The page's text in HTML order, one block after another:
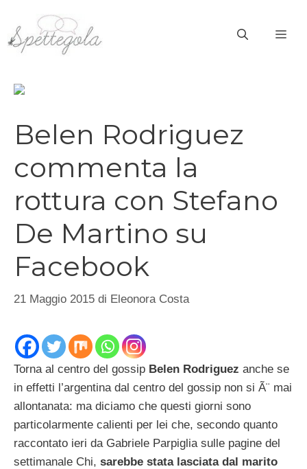
contenuto
Belen Rodriguez
commenta la
rottura con Stefano
De Martino su
Facebook
21 Maggio 2015 di Eleonora Costa
Torna al centro del gossip Belen Rodriguez anche se
in effetti l’argentina dal centro del gossip non si Ã¨ mai
allontanata: ma diciamo che questi giorni sono
particolarmente calienti per lei che, secondo quanto
raccontato ieri da Gabriele Parpiglia sulle pagine del
settimanale Chi, sarebbe stata lasciata dal marito